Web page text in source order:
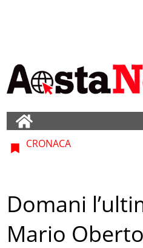
CRONACA
Domani
Mario